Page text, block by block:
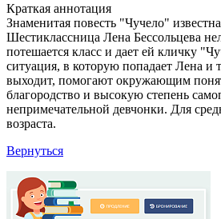
Краткая аннотация
Знаменитая повесть "Чучело"
Шестиклассница Лена Бессольцева
потешается класс и дает ей кличку
ситуация, в которую попадает Лена и
выходит, помогают окружающим
благородство и высокую степень
непримечательной девчонки. Для
возраста.
Вернуться